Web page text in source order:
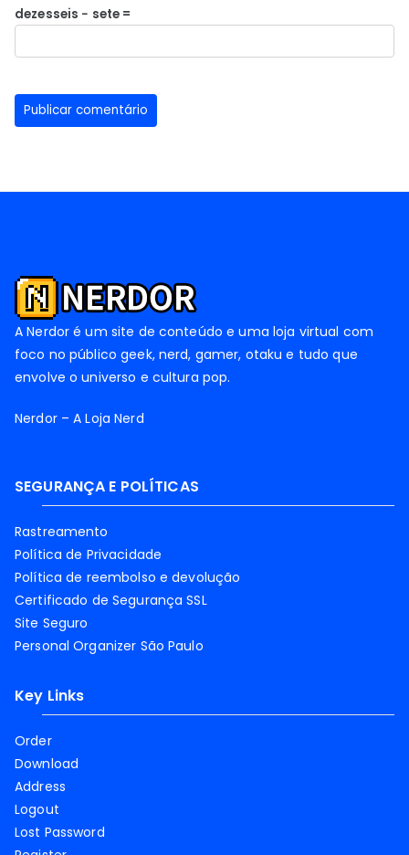
dezesseis − sete =
A Nerdor é um site de conteúdo e uma loja virtual com
foco no público geek, nerd, gamer, otaku e tudo que
envolve o universo e cultura pop.
Nerdor – A Loja Nerd
SEGURANÇA E POLÍTICAS
Rastreamento
Política de Privacidade
Política de reembolso e devolução
Certificado de Segurança SSL
Site Seguro
Personal Organizer São Paulo
Key Links
Order
Download
Address
Logout
Lost Password